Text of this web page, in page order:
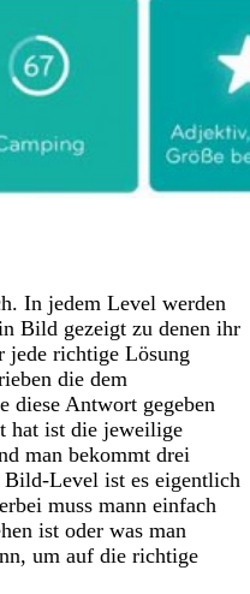
In jedem Level werden
Bild gezeigt zu denen ihr
jede richtige Lösung
die dem
diese Antwort gegeben
hat ist die jeweilige
man bekommt drei
Bild-Level ist es eigentlich
muss mann einfach
ist oder was man
um auf die richtige